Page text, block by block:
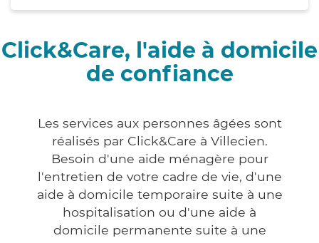
Click&Care, l'aide à domicile
de confiance
Les services aux personnes âgées sont
réalisés par Click&Care à Villecien.
Besoin d'une aide ménagère pour
l'entretien de votre cadre de vie, d'une
aide à domicile temporaire suite à une
hospitalisation ou d'une aide à
domicile permanente suite à une